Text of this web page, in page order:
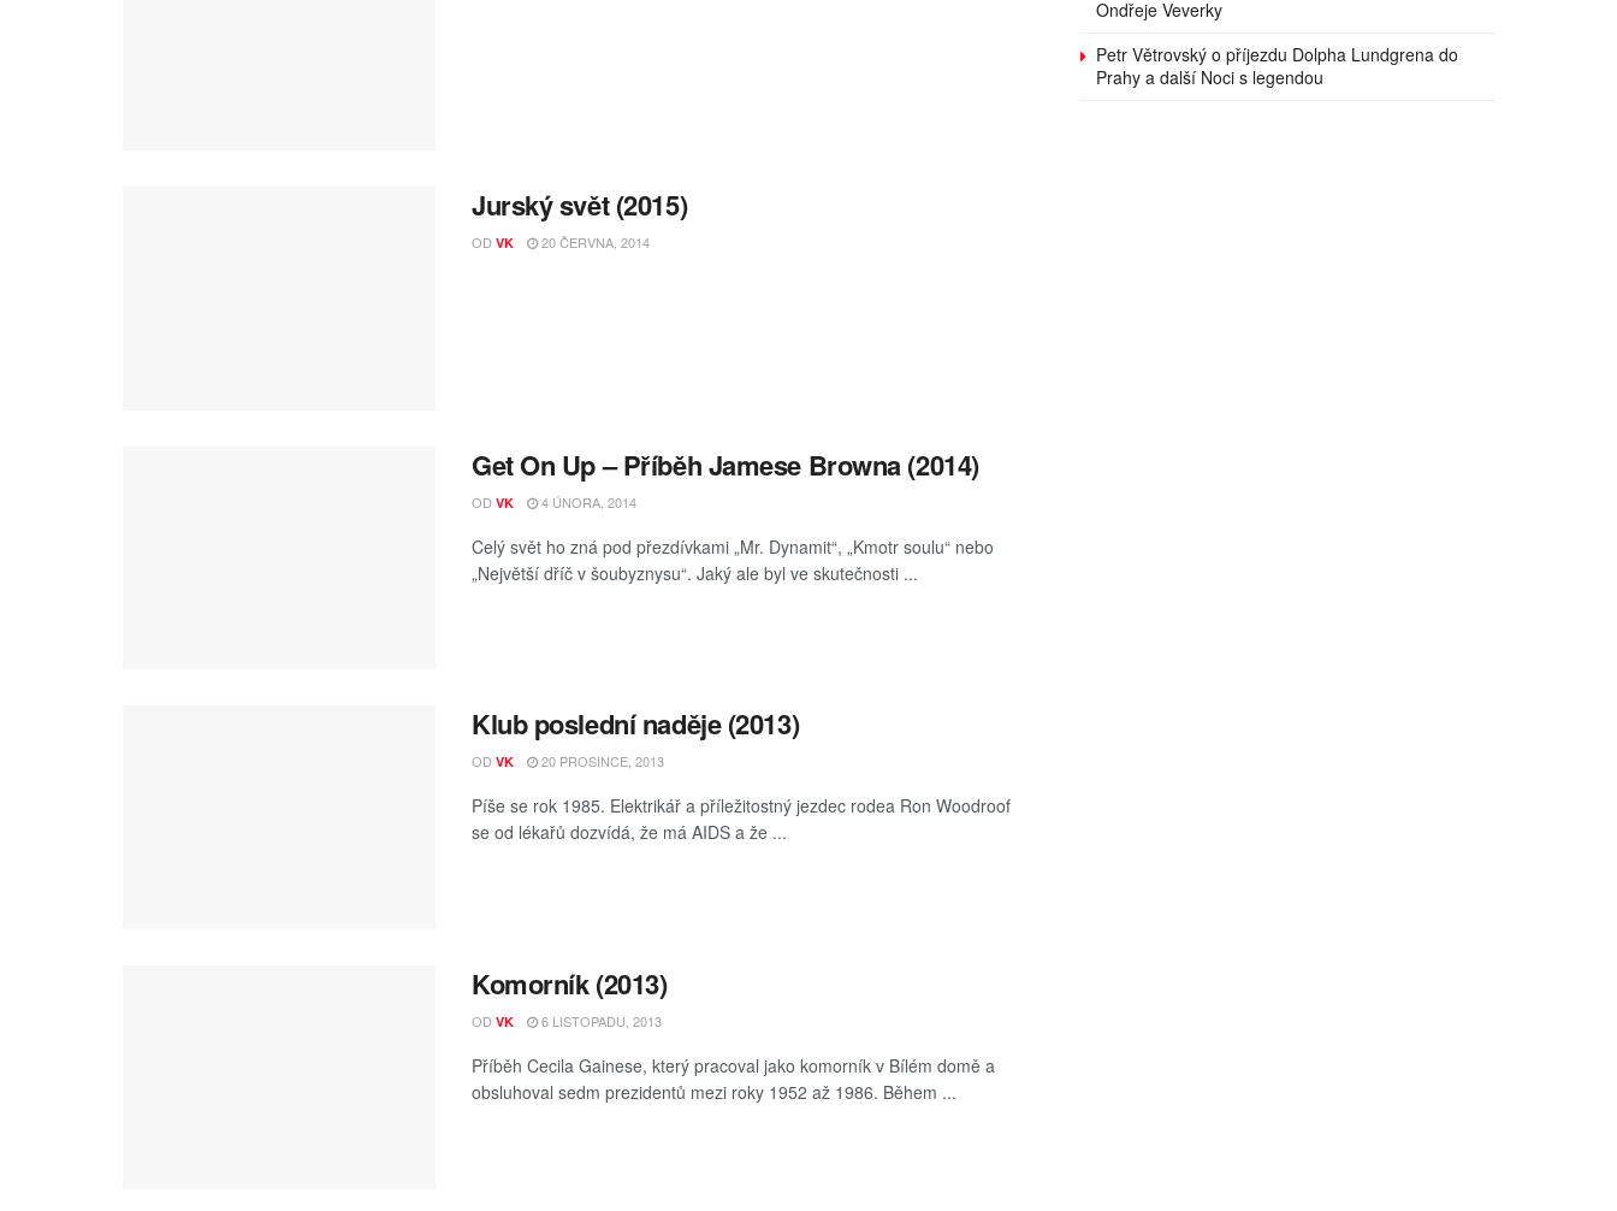
Jurský svět (2015)
OD VK 20 ČERVNA, 2014
Get On Up – Příběh Jamese Browna (2014)
OD VK 4 ÚNORA, 2014
Celý svět ho zná pod přezdívkami „Mr. Dynamit“, „Kmotr soulu“ nebo
„Největší dříč v šoubyznysu“. Jaký ale byl ve skutečnosti ...
Klub poslední naděje (2013)
OD VK 20 PROSINCE, 2013
Píše se rok 1985. Elektrikář a příležitostný jezdec rodea Ron Woodroof
se od lékařů dozvídá, že má AIDS a že ...
Komorník (2013)
OD VK 6 LISTOPADU, 2013
Příběh Cecila Gainese, který pracoval jako komorník v Bílém domě a
obsluhoval sedm prezidentů mezi roky 1952 až 1986. Během ...
Ondřeje Veverky
Petr Větrovský o příjezdu Dolpha Lundgrena do
Prahy a další Noci s legendou